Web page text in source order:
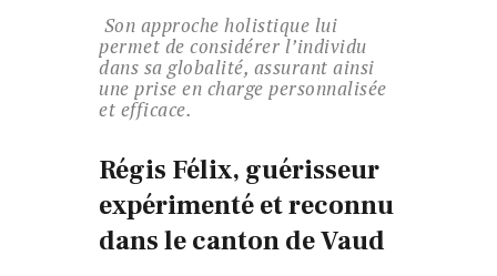
Son approche holistique lui
permet de considérer l’individu
dans sa globalité, assurant ainsi
une prise en charge personnalisée
et efficace.
Régis Félix, guérisseur
expérimenté et reconnu
dans le canton de Vaud